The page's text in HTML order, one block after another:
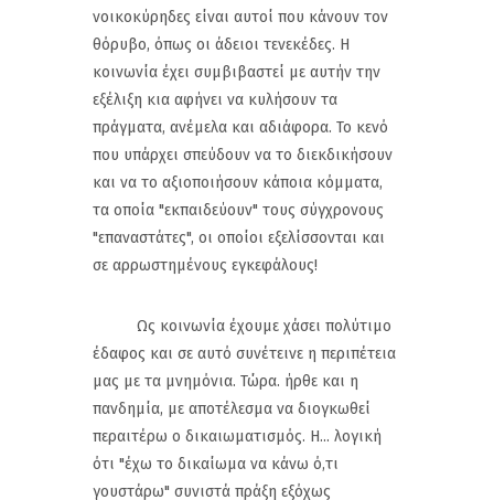
νοικοκύρηδες είναι αυτοί που κάνουν τον
θόρυβο, όπως οι άδειοι τενεκέδες. Η
κοινωνία έχει συμβιβαστεί με αυτήν την
εξέλιξη κια αφήνει να κυλήσουν τα
πράγματα, ανέμελα και αδιάφορα. Το κενό
που υπάρχει σπεύδουν να το διεκδικήσουν
και να το αξιοποιήσουν κάποια κόμματα,
τα οποία "εκπαιδεύουν" τους σύγχρονους
"επαναστάτες", οι οποίοι εξελίσσονται και
σε αρρωστημένους εγκεφάλους!
Ως κοινωνία έχουμε χάσει πολύτιμο
έδαφος και σε αυτό συνέτεινε η περιπέτεια
μας με τα μνημόνια. Τώρα. ήρθε και η
πανδημία, με αποτέλεσμα να διογκωθεί
περαιτέρω ο δικαιωματισμός. Η... λογική
ότι "έχω το δικαίωμα να κάνω ό,τι
γουστάρω" συνιστά πράξη εξόχως